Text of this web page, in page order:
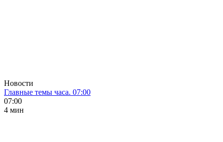
Новости
Главные темы часа. 07:00
07:00
4 мин